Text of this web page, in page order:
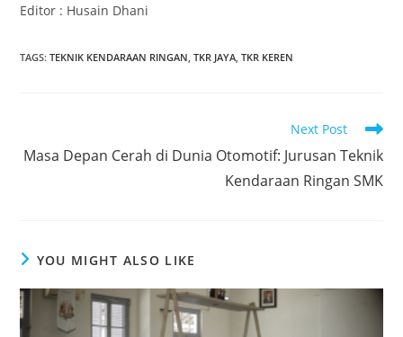
Editor : Husain Dhani
TAGS:TEKNIK KENDARAAN RINGAN TKR JAYA TKR KEREN
articles
Next Post
Masa Depan Cerah di Dunia Otomotif: Jurusan Teknik
Kendaraan Ringan SMK
YOU MIGHT ALSO LIKE